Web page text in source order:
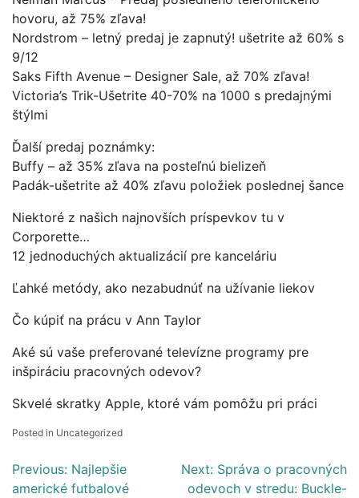
hovoru, až 75% zľava!
Nordstrom – letný predaj je zapnutý! ušetrite až 60% s
9/12
Saks Fifth Avenue – Designer Sale, až 70% zľava!
Victoria’s Trik-Ušetrite 40-70% na 1000 s predajnými
štýlmi
Ďalší predaj poznámky:
Buffy – až 35% zľava na posteľnú bielizeň
Padák-ušetrite až 40% zľavu položiek poslednej šance
Niektoré z našich najnovších príspevkov tu v
Corporette…
12 jednoduchých aktualizácií pre kanceláriu
Ľahké metódy, ako nezabudnúť na užívanie liekov
Čo kúpiť na prácu v Ann Taylor
Aké sú vaše preferované televízne programy pre
inšpiráciu pracovných odevov?
Skvelé skratky Apple, ktoré vám pomôžu pri práci
Posted in Uncategorized
Post
Previous: Najlepšie
americké futbalové
Next: Správa o pracovných
odevoch v stredu: Buckle-